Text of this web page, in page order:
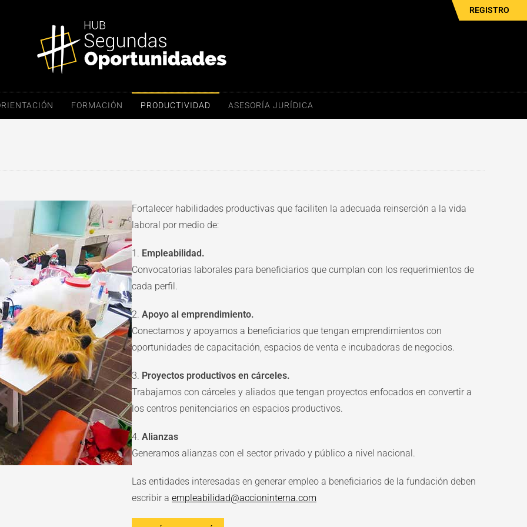
REGISTRO
FORMACIÓN PRODUCTIVIDAD ASESORÍA JURÍDICA
Fortalecer habilidades productivas que faciliten la adecuada reinserción a la vida
laboral por medio de:
1. Empleabilidad.
Convocatorias laborales para beneficiarios que cumplan con los requerimientos de
cada perfil.
2. Apoyo al emprendimiento.
Conectamos y apoyamos a beneficiarios que tengan emprendimientos con
oportunidades de capacitación, espacios de venta e incubadoras de negocios.
3. Proyectos productivos en cárceles.
Trabajamos con cárceles y aliados que tengan proyectos enfocados en convertir a
los centros penitenciarios en espacios productivos.
4. Alianzas
Generamos alianzas con el sector privado y público a nivel nacional.
Las entidades interesadas en generar empleo a beneficiarios de la fundación deben
escribir a empleabilidad@accioninterna.com